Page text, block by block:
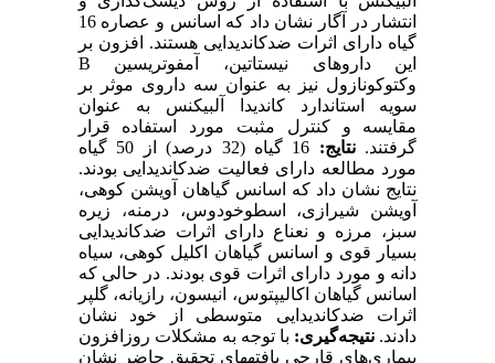
انتشار در آگار نشان داد که اسانس و عصاره 16
گیاه دارای اثرات ضد‌کاندیدایی هستند. افزون بر
این داروهای نیستاتین، آمفوتریسین B
وکتوکونازول نیز به عنوان سه داروی موثر بر
سویه استاندارد کاندیدا آلبیکنس به عنوان
مقایسه و کنترل مثبت مورد استفاده قرار
گرفتند. نتایج‌:
16 گیاه (32 درصد) از 50 گیاه
مورد مطالعه دارای فعالیت ضد‌کاندیدایی بودند.
نتایج نشان داد که اسانس گیاهان آویشن کوهی،
آویشن شیرازی، اسطوخودوس، درمنه، زیره
سبز، مرزه و نعناع دارای اثرات ضد‌کاندیدایی
بسیار قوی‌ و اسانس گیاهان اکلیل کوهی، سیاه
دانه و مورد دارای اثرات قوی بودند. در حالی که
اسانس گیاهان اکالیپتوس، انیسون، رازیانه‌، گلپر
اثرات ضدکاندیدایی متوسطی از خود نشان
دادند. نتیجه‏‌گیری‌: با توجه به مشکلات روزافزون
بیماری‌های قارچی یافته‏های تحقیق حاضر نشان